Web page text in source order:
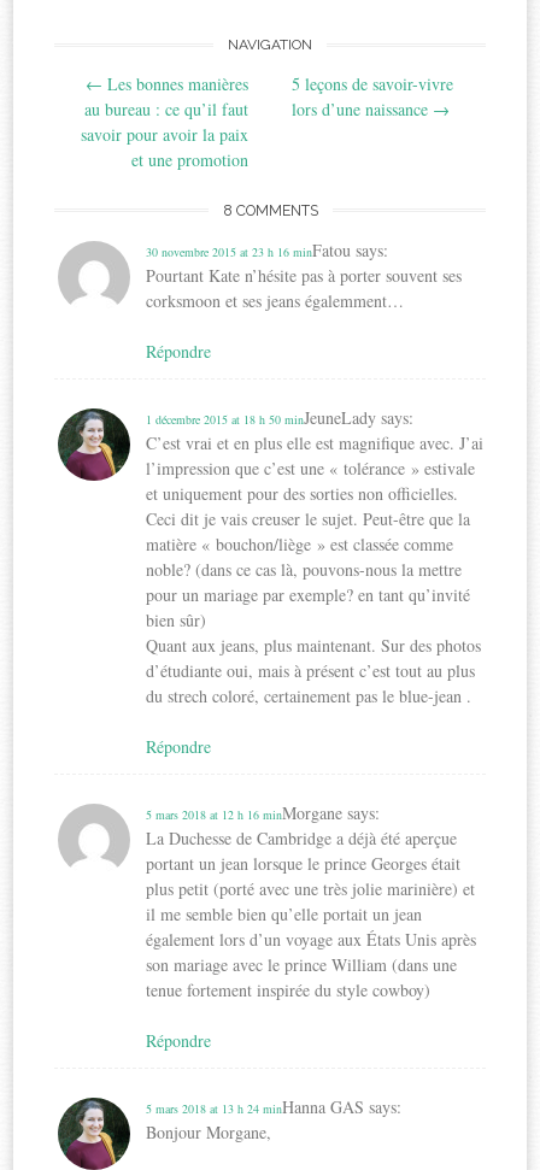
navigation
NAVIGATION
← Les bonnes manières
au bureau : ce qu’il faut
savoir pour avoir la paix
et une promotion
5 leçons de savoir-vivre
lors d’une naissance →
8 COMMENTS
Fatou says:
30 novembre 2015 at 23 h 16 min
Pourtant Kate n’hésite pas à porter souvent ses
corksmoon et ses jeans égalemment…
Répondre
JeuneLady says:
1 décembre 2015 at 18 h 50 min
C’est vrai et en plus elle est magnifique avec. J’ai
l’impression que c’est une « tolérance » estivale
et uniquement pour des sorties non officielles.
Ceci dit je vais creuser le sujet. Peut-être que la
matière « bouchon/liège » est classée comme
noble? (dans ce cas là, pouvons-nous la mettre
pour un mariage par exemple? en tant qu’invité
bien sûr)
Quant aux jeans, plus maintenant. Sur des photos
d’étudiante oui, mais à présent c’est tout au plus
du strech coloré, certainement pas le blue-jean .
Répondre
Morgane says:
5 mars 2018 at 12 h 16 min
La Duchesse de Cambridge a déjà été aperçue
portant un jean lorsque le prince Georges était
plus petit (porté avec une très jolie marinière) et
il me semble bien qu’elle portait un jean
également lors d’un voyage aux États Unis après
son mariage avec le prince William (dans une
tenue fortement inspirée du style cowboy)
Répondre
Hanna GAS says:
5 mars 2018 at 13 h 24 min
Bonjour Morgane,